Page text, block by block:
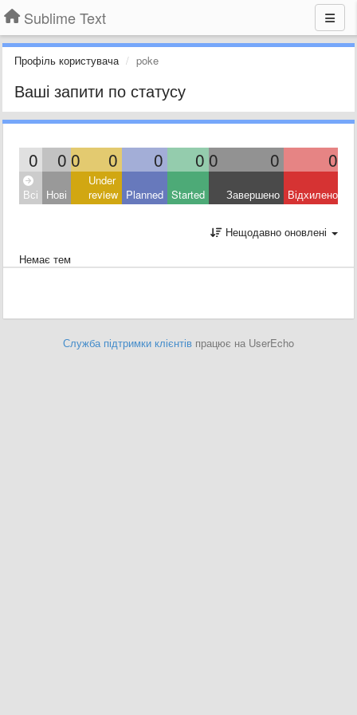
Sublime Text
Профіль користувача poke
Ваші запити по статусу
0 0 0 0 0 0 0 0 0
Всі Нові
Under
review Planned Started Завершено Відхилено
Нещодавно оновлені
Немає тем
Служба підтримки клієнтів працює на UserEcho